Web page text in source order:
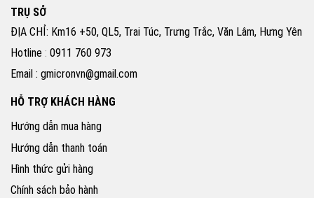
TRỤ SỞ
ĐỊA CHỈ: Km16 +50, QL5, Trai Túc, Trưng Trắc, Văn Lâm, Hưng Yên
Hotline : 0911 760 973
Email : gmicronvn@gmail.com
HỖ TRỢ KHÁCH HÀNG
Hướng dẫn mua hàng
Hướng dẫn thanh toán
Hình thức gửi hàng
Chính sách bảo hành